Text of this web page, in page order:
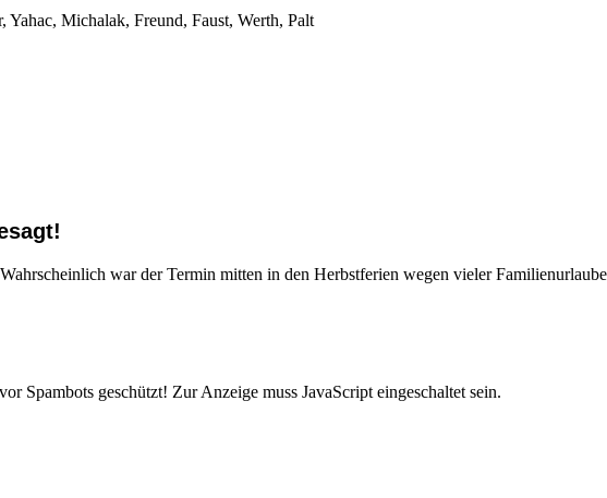
Michalak, Freund, Faust, Werth, Palt
war der Termin mitten in den Herbstferien wegen vieler
Spambots geschützt! Zur Anzeige muss JavaScript eingeschaltet sein.